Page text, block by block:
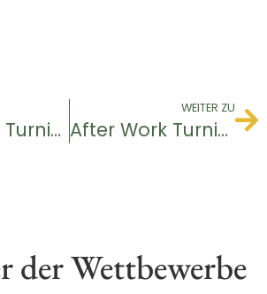
After Work Turnier
WEITER ZU
After Work Turnier
der Wettbewerbe